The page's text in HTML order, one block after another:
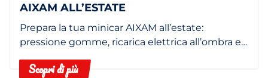
AIXAM ALL’ESTATE
Prepara la tua minicar AIXAM all’estate:
pressione gomme, ricarica elettrica all’ombra e
Scopri di più